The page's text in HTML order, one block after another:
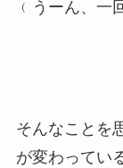
﹙うーん、一
そんなことを
が変わってい